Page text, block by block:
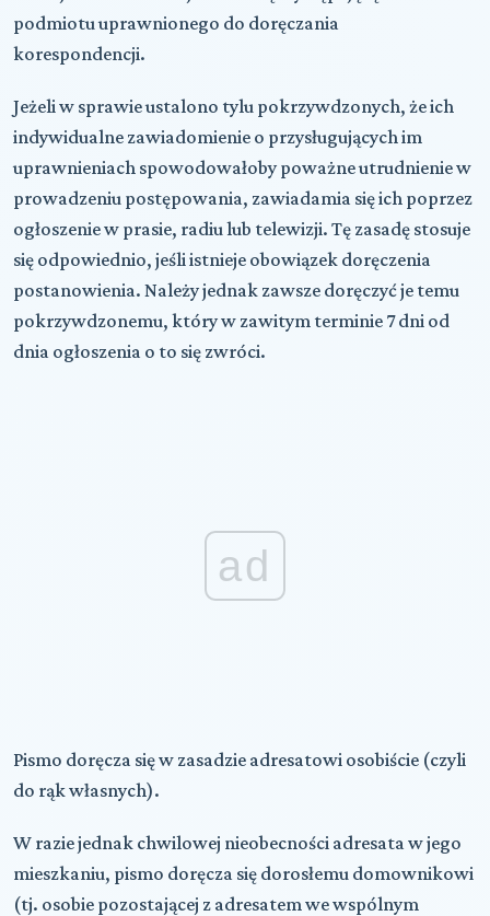
podmiotu uprawnionego do doręczania
korespondencji.
Jeżeli w sprawie ustalono tylu pokrzywdzonych, że ich
indywidualne zawiadomienie o przysługujących im
uprawnieniach spowodowałoby poważne utrudnienie w
prowadzeniu postępowania, zawiadamia się ich poprzez
ogłoszenie w prasie, radiu lub telewizji. Tę zasadę stosuje
się odpowiednio, jeśli istnieje obowiązek doręczenia
postanowienia. Należy jednak zawsze doręczyć je temu
pokrzywdzonemu, który w zawitym terminie 7 dni od
dnia ogłoszenia o to się zwróci.
ad
Pismo doręcza się w zasadzie adresatowi osobiście (czyli
do rąk własnych).
W razie jednak chwilowej nieobecności adresata w jego
mieszkaniu, pismo doręcza się dorosłemu domownikowi
(tj. osobie pozostającej z adresatem we wspólnym